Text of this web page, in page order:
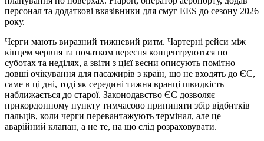
персонал та додаткові вказівники для смуг EES до сезону 2026
року.
Черги мають виразний тижневий ритм. Чартерні рейси між
кінцем червня та початком вересня концентруються по
суботах та неділях, а звіти з цієї весни описують помітно
довші очікування для пасажирів з країн, що не входять до ЄС,
саме в ці дні, тоді як середині тижня вранці швидкість
наближається до старої. Законодавство ЄС дозволяє
прикордонному пункту тимчасово припиняти збір відбитків
пальців, коли черги перевантажують термінал, але це
аварійний клапан, а не те, на що слід розраховувати.